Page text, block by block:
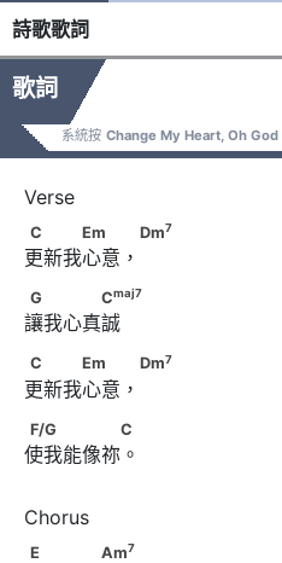
詩歌歌詞
歌詞
系統按 Change My Heart, Oh God
C　　　Em　　 Dm
C Em Dm7
更新我心意，
G　　　　Cmaj
G Cmaj7
讓我心真誠
C　　　Em　　 Dm
C Em Dm7
更新我心意，
F/G　　　　　C
F/G C
使我能像祢。
E　　　　Am
E Am7